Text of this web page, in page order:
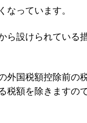
なっています。
ら設けられている
外国税額控除前の
税額を除きますの